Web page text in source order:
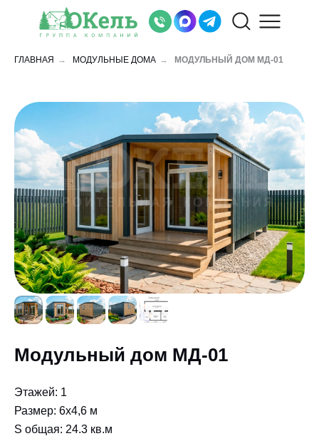
ГЛАВНАЯ → МОДУЛЬНЫЕ ДОМА → МОДУЛЬНЫЙ ДОМ МД-01
Модульный дом МД-01
Этажей: 1
Размер: 6x4,6 м
S общая: 24.3 кв.м